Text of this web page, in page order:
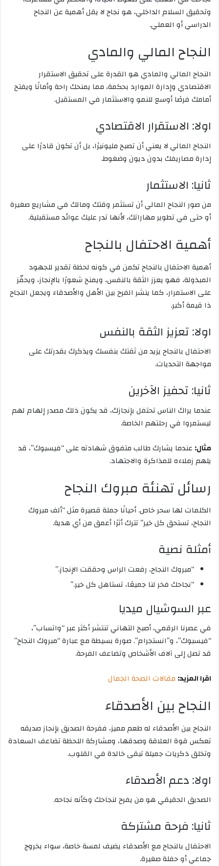
وتحقيق السلام الداخلي، هو نجاح لا يقل أهمية عن النجاح
الدراسي أو العملي.
النجاح المالي والمادي
النجاح المالي والمادي هو القدرة على تحقيق الاستقرار
الاقتصادي وإدارة الموارد بحكمة، مما يمنحك راحة وأمانًا ويفتح
أمامك فرصًا أوسع للنمو والاستثمار في المستقبل.
اولا: الاستقرار الاقتصادي
النجاح المالي لا يعني أن تصبح مليونيرًا، بل أن تكون قادرًا على
إدارة مصاريفك بدون ديون وضغوط.
ثانيا: الاستثمار
من صور النجاح المالي أن تستثمر وقتك ومالك في مشاريع صغيرة
أو حتى في تطوير مهاراتك، لأنها تدر عليك عوائد مستقبلية.
أهمية الاحتفال بالنجاح
أهمية الاحتفال بالنجاح تكمن في كونه لحظة تقدير للجهود
المبذولة، فهو يعزز الثقة بالنفس، ويمنح شعورًا بالإنجاز، ويحفّز
على الاستمرار، كما ينشر الفرح بين الأهل والأصدقاء ويجعل النجاح
ذا قيمة أكبر.
اولا: تعزيز الثقة بالنفس
الاحتفال بالنجاح يزيد من ثقتك بنفسك ويذكرك بقدرتك على
مواجهة التحديات.
ثانيا: تحفيز الآخرين
عندما يراك الناس تحتفل بإنجازك، قد يكون ذلك مصدر إلهام لهم
ليستمروا في رحلتهم الخاصة.
مثال: عندما يشارك طالب متفوق شهادته على “فيسبوك”، قد
يلهم زملاءه للمذاكرة والاجتهاد.
رسائل تهنئة مبروك النجاح
الكلمات لها سحر خاص. أحيانًا جملة قصيرة مثل “ألف مبروك
النجاح، تستحق كل خير” تترك أثرًا أعمق من أي هدية.
أمثلة نصية
“مبروك النجاح، رفعت الراس وحققت الإنجاز.”
“نجاحك فخر لنا جميعًا، تستاهل كل خير.”
عبر السوشيال ميديا
في عصرنا الرقمي، أصبح التهاني تنتشر أكثر عبر “واتساب”،
“فيسبوك”، و”انستجرام”. صورة بسيطة مع عبارة “مبروك النجاح”
قد تصل إلى آلاف الأشخاص وتضاعف الفرحة.
اقرا المزيد: مقالات الصحة الجمال
النجاح بين الأصدقاء
النجاح بين الأصدقاء له طعم مميز، ففرحة الصديق بإنجاز صديقه
تعكس قوة العلاقة وصدقها، ومشاركة اللحظة تضاعف السعادة
وتخلق ذكريات جميلة تبقى خالدة في القلوب.
اولا: دعم الأصدقاء
الصديق الحقيقي هو من يفرح لنجاحك وكأنه نجاحه.
ثانيا: فرحة مشتركة
الاحتفال بالنجاح مع الأصدقاء يضيف لمسة خاصة، سواء بخروج
جماعي أو حفلة صغيرة.